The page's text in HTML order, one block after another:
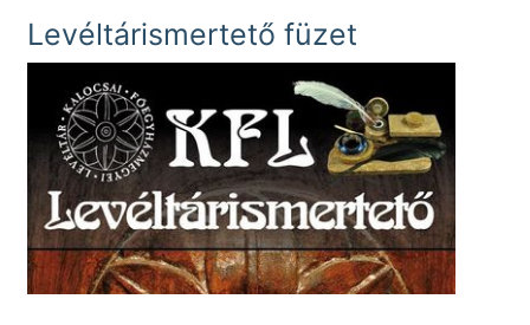
Levéltárismertető füzet